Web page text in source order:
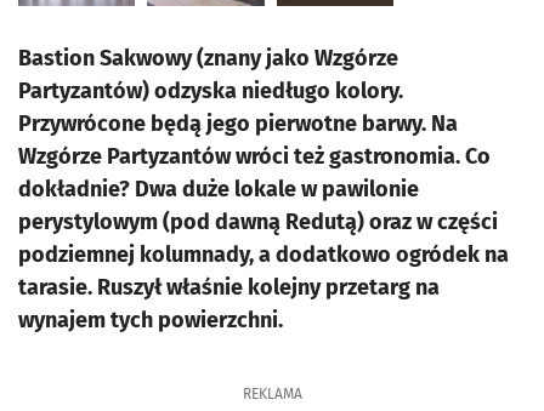
Bastion Sakwowy (znany jako Wzgórze
Partyzantów) odzyska niedługo kolory.
Przywrócone będą jego pierwotne barwy. Na
Wzgórze Partyzantów wróci też gastronomia. Co
dokładnie? Dwa duże lokale w pawilonie
perystylowym (pod dawną Redutą) oraz w części
podziemnej kolumnady, a dodatkowo ogródek na
tarasie. Ruszył właśnie kolejny przetarg na
wynajem tych powierzchni.
REKLAMA